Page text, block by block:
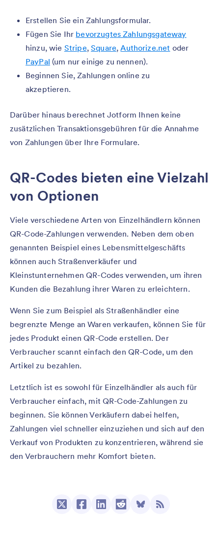
Erstellen Sie ein Zahlungsformular.
Fügen Sie Ihr bevorzugtes Zahlungsgateway
hinzu, wie Stripe,Square,Authorize.net oder
PayPal (um nur einige zu nennen).
Beginnen Sie, Zahlungen online zu
akzeptieren.
Darüber hinaus berechnet Jotform Ihnen keine
zusätzlichen Transaktionsgebühren für die Annahme
von Zahlungen über Ihre Formulare.
QR-Codes bieten eine Vielzahl
von Optionen
Viele verschiedene Arten von Einzelhändlern können
QR-Code-Zahlungen verwenden. Neben dem oben
genannten Beispiel eines Lebensmittelgeschäfts
können auch Straßenverkäufer und
Kleinstunternehmen QR-Codes verwenden, um ihren
Kunden die Bezahlung ihrer Waren zu erleichtern.
Wenn Sie zum Beispiel als Straßenhändler eine
begrenzte Menge an Waren verkaufen, können Sie für
jedes Produkt einen QR-Code erstellen. Der
Verbraucher scannt einfach den QR-Code, um den
Artikel zu bezahlen.
Letztlich ist es sowohl für Einzelhändler als auch für
Verbraucher einfach, mit QR-Code-Zahlungen zu
beginnen. Sie können Verkäufern dabei helfen,
Zahlungen viel schneller einzuziehen und sich auf den
Verkauf von Produkten zu konzentrieren, während sie
den Verbrauchern mehr Komfort bieten.